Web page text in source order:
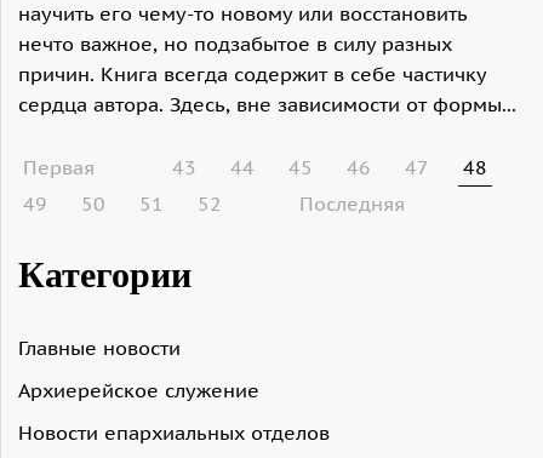
научить его чему-то новому или восстановить
нечто важное, но подзабытое в силу разных
причин. Книга всегда содержит в себе частичку
сердца автора. Здесь, вне зависимости от формы...
Первая 43 44 45 46 47
48
49
50 51 52 Последняя
Категории
Главные новости
Архиерейское служение
Новости епархиальных отделов